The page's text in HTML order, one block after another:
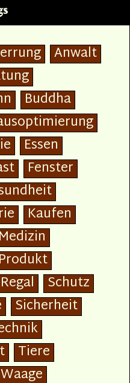
Anwalt
Buddha
Essen
Fenster
Kaufen
Medizin
Produkt
Regal
Schutz
Sicherheit
Tiere
Waage